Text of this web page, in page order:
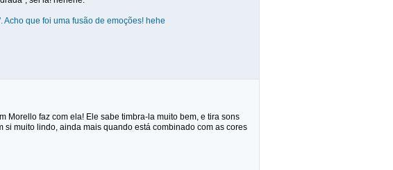
que foi uma fusão de emoções! hehe
Morello faz com ela! Ele sabe timbra-la muito bem, e tira sons
muito lindo, ainda mais quando está combinado com as cores